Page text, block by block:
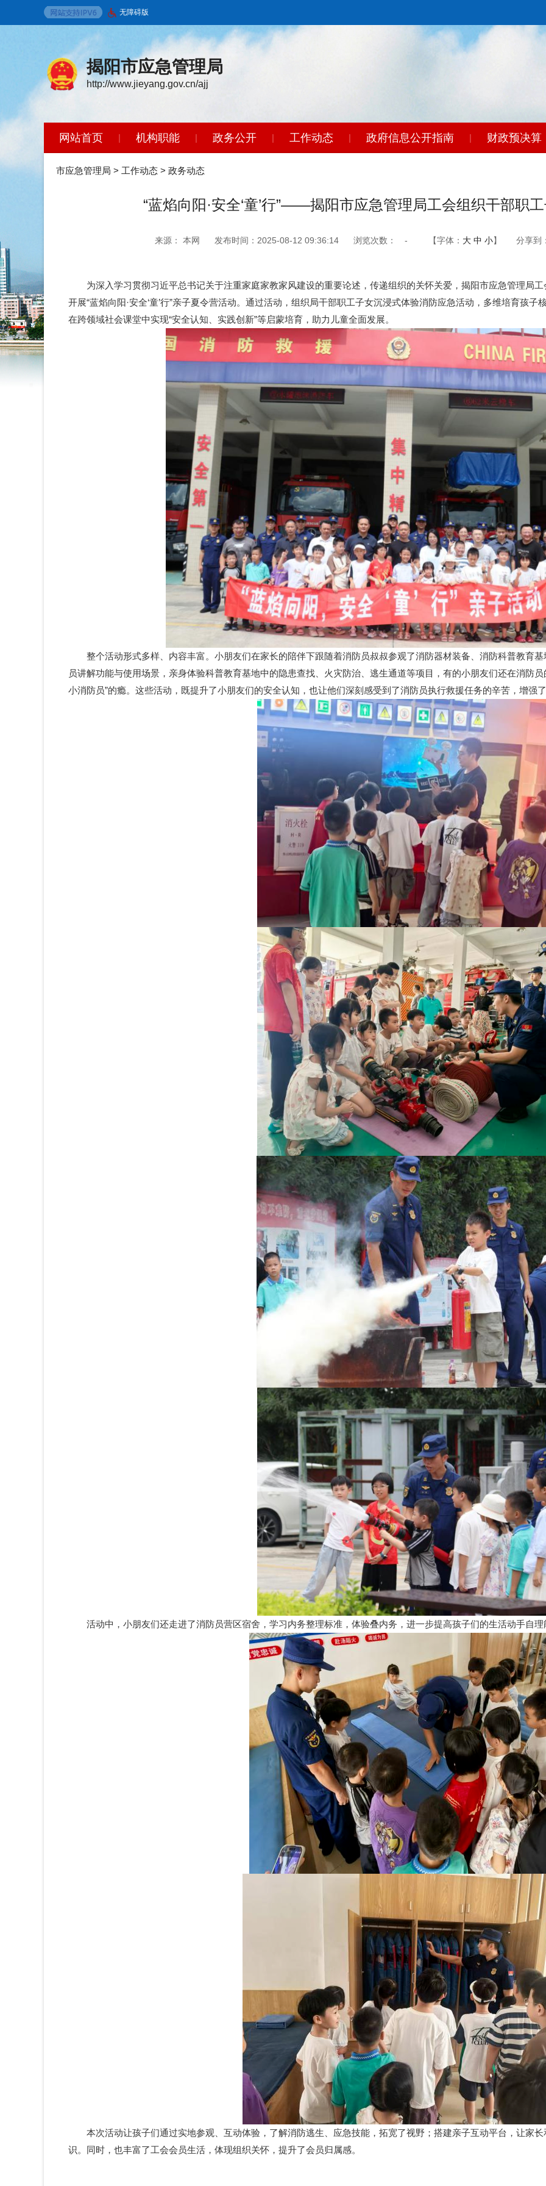
无障碍版
揭阳市应急管理局
http://www.jieyang.gov.cn/ajj
网站首页 | 机构职能 | 政务公开 | 工作动态 | 政府信息公开指南 | 财政预决算
市应急管理局 > 工作动态 > 政务动态
“蓝焰向阳·安全‘童’行”——揭阳市应急管理局工会组织干部职
来源： 本网 发布时间：2025-08-12 09:36:14 浏览次数： - 【字体： 大 中 小】 分享到
为深入学习贯彻习近平总书记关于注重家庭家教家风建设的重要论述，传递组织的关怀关爱，揭阳市应急管理局
开展“蓝焰向阳·安全‘童’行”亲子夏令营活动。通过活动，组织局干部职工子女沉浸式体验消防应急活动，多维培育孩
在跨领域社会课堂中实现“安全认知、实践创新”等启蒙培育，助力儿童全面发展。
整个活动形式多样、内容丰富。小朋友们在家长的陪伴下跟随着消防员叔叔参观了消防器材装备、消防科普教育
员讲解功能与使用场景，亲身体验科普教育基地中的隐患查找、火灾防治、逃生通道等项目，有的小朋友们还在消防
小消防员”的瘾。这些活动，既提升了小朋友们的安全认知，也让他们深刻感受到了消防员执行救援任务的辛苦，增强
活动中，小朋友们还走进了消防员营区宿舍，学习内务整理标准，体验叠内务，进一步提高孩子们的生活动手自理
本次活动让孩子们通过实地参观、互动体验，了解消防逃生、应急技能，拓宽了视野；搭建亲子互动平台，让家
识。同时，也丰富了工会会员生活，体现组织关怀，提升了会员归属感。